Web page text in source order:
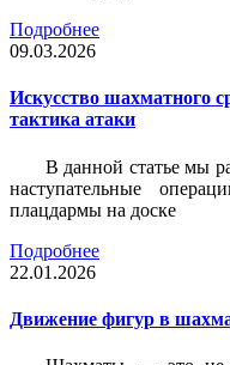
Подробнее
09.03.2026
Искусство шахматного
тактика атаки
В данной статье мы
наступательные
плацдармы на доске
Подробнее
22.01.2026
Движение фигур в